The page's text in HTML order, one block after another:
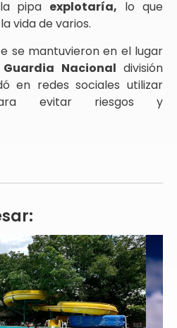
pipa explotaría, lo que
vida de varios.
se mantuvieron en el lugar
Guardia Nacional división
en redes sociales utilizar
evitar riesgos y